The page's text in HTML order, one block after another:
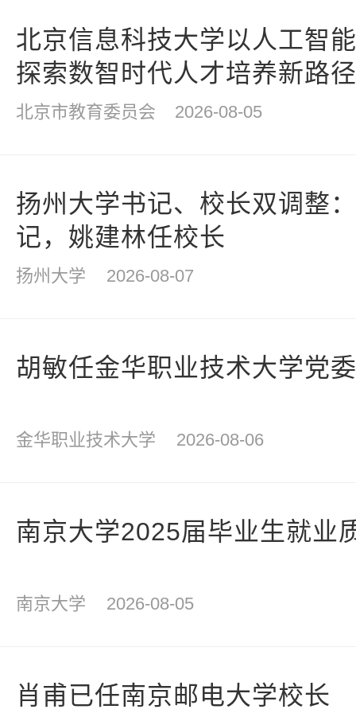
北京信息科技大学以人工智
探索数智时代人才培养新路径
北京市教育委员会 2026-08-05
扬州大学书记、校长双调整
记，姚建林任校长
扬州大学 2026-08-07
胡敏任金华职业技术大学党
金华职业技术大学 2026-08-06
南京大学2025届毕业生就业
南京大学 2026-08-05
肖甫已任南京邮电大学校长